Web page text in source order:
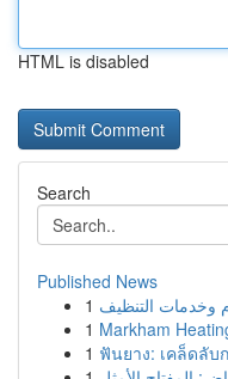
HTML is disabled
Search
Published News
1 وخدمات التنظيف
1 Markham
1 ฟันยาง: เคล็ดลับ